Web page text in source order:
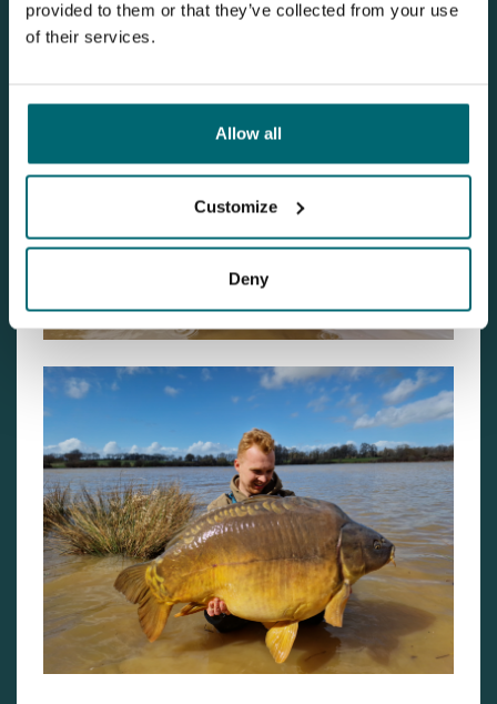
provided to them or that they’ve collected from your use
of their services.
Allow all
Customize
Deny